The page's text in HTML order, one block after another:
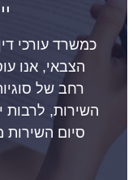
כמשרד עורכי
הצבאי, אנו
רחב של
השירות, לרבות
סיום השירות